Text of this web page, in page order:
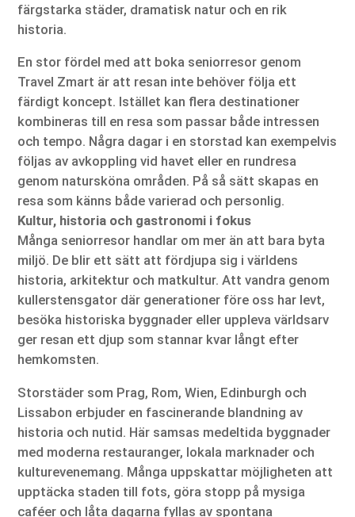
färgstarka städer, dramatisk natur och en rik
historia.
En stor fördel med att boka seniorresor genom
Travel Zmart är att resan inte behöver följa ett
färdigt koncept. Istället kan flera destinationer
kombineras till en resa som passar både intressen
och tempo. Några dagar i en storstad kan exempelvis
följas av avkoppling vid havet eller en rundresa
genom natursköna områden. På så sätt skapas en
resa som känns både varierad och personlig.
Kultur, historia och gastronomi i fokus
Många seniorresor handlar om mer än att bara byta
miljö. De blir ett sätt att fördjupa sig i världens
historia, arkitektur och matkultur. Att vandra genom
kullerstensgator där generationer före oss har levt,
besöka historiska byggnader eller uppleva världsarv
ger resan ett djup som stannar kvar långt efter
hemkomsten.
Storstäder som Prag, Rom, Wien, Edinburgh och
Lissabon erbjuder en fascinerande blandning av
historia och nutid. Här samsas medeltida byggnader
med moderna restauranger, lokala marknader och
kulturevenemang. Många uppskattar möjligheten att
upptäcka staden till fots, göra stopp på mysiga
caféer och låta dagarna fyllas av spontana